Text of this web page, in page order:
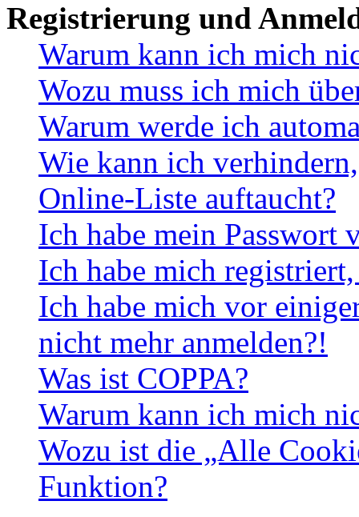
Registrierung und
Warum kann ich mich
Wozu muss ich mich
Warum werde ich
Wie kann ich
Online-Liste auftaucht?
Ich habe mein Passwort
Ich habe mich
Ich habe mich vor
nicht mehr anmelden?!
Was ist COPPA?
Warum kann ich mich
Wozu ist die „Alle
Funktion?